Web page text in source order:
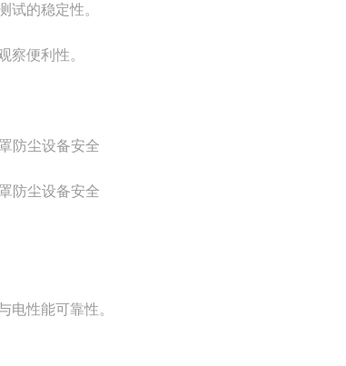
试的稳定性。
察便利性。
电性能可靠性。